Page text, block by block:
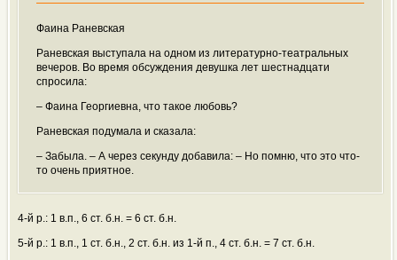
Фаина Раневская
Раневская выступала на одном из литературно-театральных
вечеров. Во время обсуждения девушка лет шестнадцати
спросила:
– Фаина Георгиевна, что такое любовь?
Раневская подумала и сказала:
– Забыла. – А через секунду добавила: – Но помню, что это что-
то очень приятное.
4-й р.: 1 в.п., 6 ст. б.н. = 6 ст. б.н.
5-й р.: 1 в.п., 1 ст. б.н., 2 ст. б.н. из 1-й п., 4 ст. б.н. = 7 ст. б.н.